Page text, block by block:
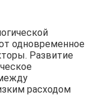
одновременное
Развитие
расходом